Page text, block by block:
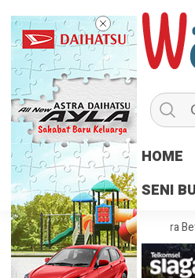
HOME
SENI
Terhadap Karya Sastra Betawi 100